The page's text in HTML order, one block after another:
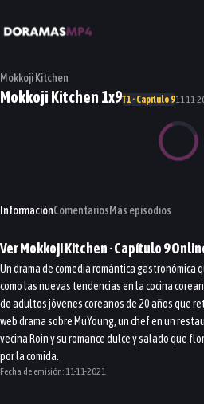
Mokkoji Kitchen
Mokkoji Kitchen 1x9T1 · Capítulo 911-11-
InformaciónComentariosMás episodios
VerMokkoji Kitchen· Capítulo9
Un drama de comedia romántica
como las nuevas tendencias en la cocina
de adultos jóvenes coreanos de 20 años que
web drama sobre MuYoung, un chef en un
vecina Roin y su romance dulce y salado que
por la comida.
Fecha de emisión: 11-11-2021